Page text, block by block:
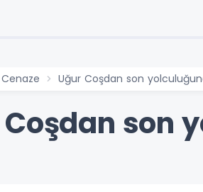
Cenaze Uğur Coşdan son
son